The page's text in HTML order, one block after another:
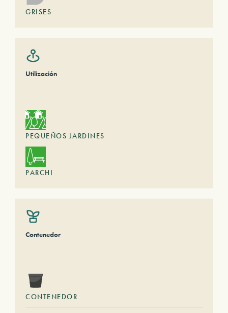
GRISES
Utilización
PEQUEÑOS JARDINES
PARCHI
Contenedor
CONTENEDOR